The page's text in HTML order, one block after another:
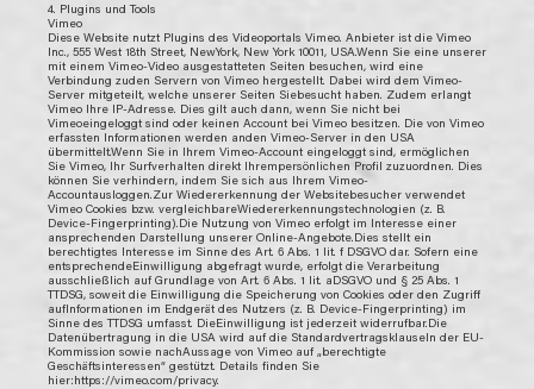
4. Plugins und Tools
Vimeo
Diese Website nutzt Plugins des Videoportals Vimeo. Anbieter ist die Vimeo
Inc., 555 West 18th Street, NewYork, New York 10011, USA.Wenn Sie eine unserer
mit einem Vimeo-Video ausgestatteten Seiten besuchen, wird eine
Verbindung zuden Servern von Vimeo hergestellt. Dabei wird dem Vimeo-
Server mitgeteilt, welche unserer Seiten Siebesucht haben. Zudem erlangt
Vimeo Ihre IP-Adresse. Dies gilt auch dann, wenn Sie nicht bei
Vimeoeingeloggt sind oder keinen Account bei Vimeo besitzen. Die von Vimeo
erfassten Informationen werden anden Vimeo-Server in den USA
übermittelt.Wenn Sie in Ihrem Vimeo-Account eingeloggt sind, ermöglichen
Sie Vimeo, Ihr Surfverhalten direkt Ihrempersönlichen Profil zuzuordnen. Dies
können Sie verhindern, indem Sie sich aus Ihrem Vimeo-
Accountausloggen.Zur Wiedererkennung der Websitebesucher verwendet
Vimeo Cookies bzw. vergleichbareWiedererkennungstechnologien (z. B.
Device-Fingerprinting).Die Nutzung von Vimeo erfolgt im Interesse einer
ansprechenden Darstellung unserer Online-Angebote.Dies stellt ein
berechtigtes Interesse im Sinne des Art. 6 Abs. 1 lit. f DSGVO dar. Sofern eine
entsprechendeEinwilligung abgefragt wurde, erfolgt die Verarbeitung
ausschließlich auf Grundlage von Art. 6 Abs. 1 lit. aDSGVO und § 25 Abs. 1
TTDSG, soweit die Einwilligung die Speicherung von Cookies oder den Zugriff
aufInformationen im Endgerät des Nutzers (z. B. Device-Fingerprinting) im
Sinne des TTDSG umfasst. DieEinwilligung ist jederzeit widerrufbar.Die
Datenübertragung in die USA wird auf die Standardvertragsklauseln der EU-
Kommission sowie nachAussage von Vimeo auf „berechtigte
Geschäftsinteressen“ gestützt. Details finden Sie
hier:https://vimeo.com/privacy.